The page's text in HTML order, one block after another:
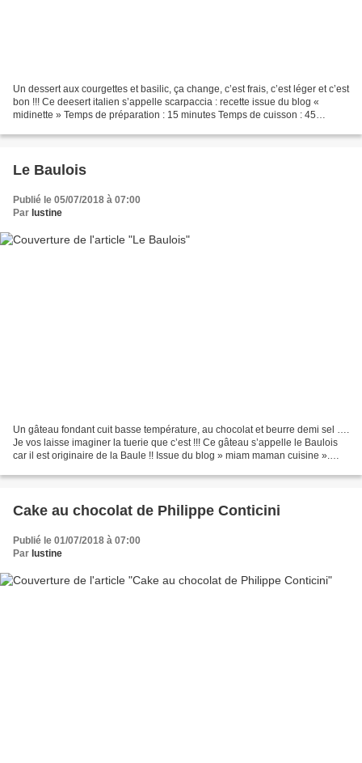
Un dessert aux courgettes et basilic, ça change, c’est frais, c’est léger et c’est
bon !!! Ce deesert italien s’appelle scarpaccia : recette issue du blog «
midinette » Temps de préparation : 15 minutes Temps de cuisson : 45
Le Baulois
Publié le 05/07/2018 à 07:00
Par lustine
Un gâteau fondant cuit basse température, au chocolat et beurre demi sel ….
Je vos laisse imaginer la tuerie que c’est !!! Ce gâteau s’appelle le Baulois
car il est originaire de la Baule !! Issue du blog » miam maman cuisine ».
Cake au chocolat de Philippe Conticini
Publié le 01/07/2018 à 07:00
Par lustine